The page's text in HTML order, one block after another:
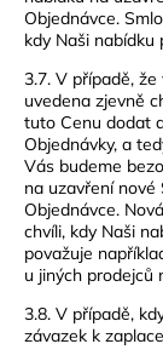
Objednávce.
kdy Naši nabídku
3.7. V případě,
uvedena zjevně
tuto Cenu dodat
Objednávky, a
Vás budeme
na uzavření
Objednávce.
chvíli, kdy Naši
považuje
u jiných prodejců
3.8. V případě,
závazek k